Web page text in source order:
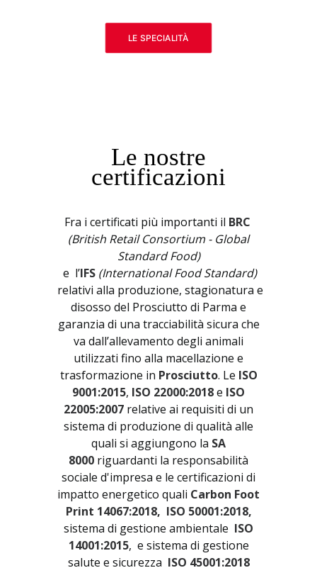
LE SPECIALITÀ
Le nostre
certificazioni
Fra i certificati più importanti il BRC
(British Retail Consortium - Global
Standard Food)
e l’IFS (International Food Standard)
relativi alla produzione, stagionatura e
disosso del Prosciutto di Parma e
garanzia di una tracciabilità sicura che
va dall’allevamento degli animali
utilizzati fino alla macellazione e
trasformazione in Prosciutto. Le ISO
9001:2015, ISO 22000:2018e ISO
22005:2007 relative ai requisiti di un
sistema di produzione di qualità alle
quali si aggiungono la SA
8000 riguardanti la responsabilità
sociale d'impresa e le certificazioni di
impatto energetico quali Carbon Foot
Print 14067:2018, ISO 50001:2018,
sistema di gestione ambientale ISO
14001:2015, e sistema di gestione
salute e sicurezza ISO 45001:2018